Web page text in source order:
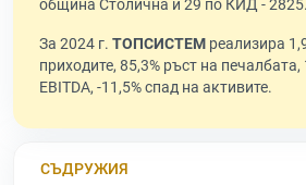
община Столична и 29 по КИД - 2825.
За 2024 г. ТОПСИСТЕМ реализира
приходите, 85,3% ръст на печалбата,
EBITDA, -11,5% спад на активите.
СЪДРУЖИЯ